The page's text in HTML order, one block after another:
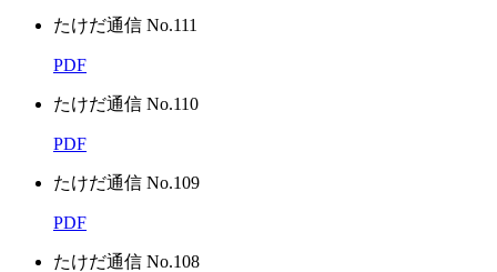
たけだ通信 No.111
PDF
たけだ通信 No.110
PDF
たけだ通信 No.109
PDF
たけだ通信 No.108